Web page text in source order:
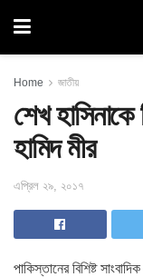
Home জাতীয়
শেখ
হামিদ মীর
এপ্রিল ২৯, ২০১৭
পাকিস্তানের বিশিষ্ট